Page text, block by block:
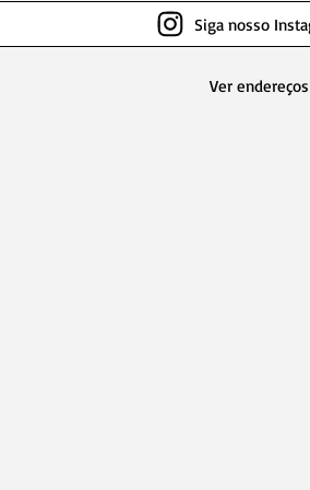
bancários o mais rápido
Siga nosso
Ver endereços